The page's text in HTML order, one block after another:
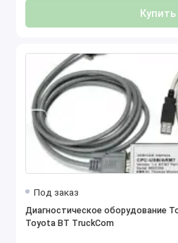
Купить
Под заказ
Диагностическое оборудование
Toyota BT TruckCom